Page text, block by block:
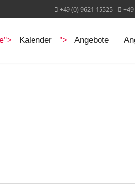
+49 (0) 9621 15525 +49
Kalender "> Angebote